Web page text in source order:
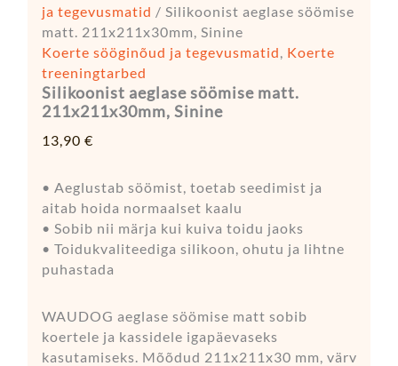
ja tegevusmatid / Silikoonist aeglase söömise
matt. 211x211x30mm, Sinine
Koerte sööginõud ja tegevusmatid, Koerte
treeningtarbed
Silikoonist aeglase söömise matt.
211x211x30mm, Sinine
13,90 €
• Aeglustab söömist, toetab seedimist ja
aitab hoida normaalset kaalu
• Sobib nii märja kui kuiva toidu jaoks
• Toidukvaliteediga silikoon, ohutu ja lihtne
puhastada
WAUDOG aeglase söömise matt sobib
koertele ja kassidele igapäevaseks
kasutamiseks. Mõõdud 211x211x30 mm, värv